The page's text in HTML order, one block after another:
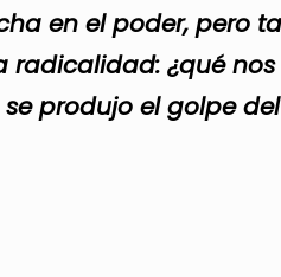
en el poder, pero
¿qué
produjo el golpe